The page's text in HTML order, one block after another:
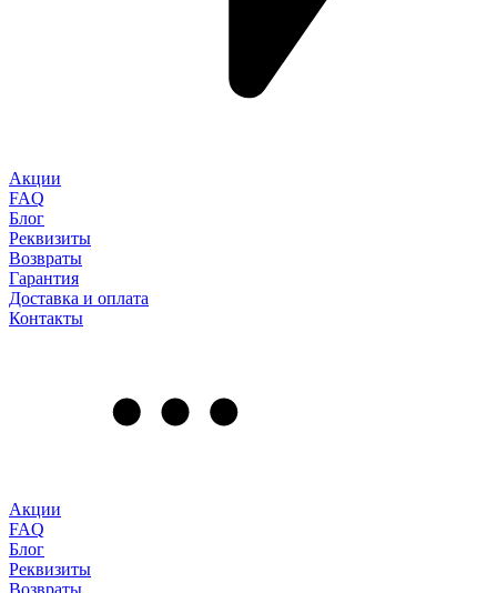
Акции
FAQ
Блог
Реквизиты
Возвраты
Гарантия
Доставка и оплата
Контакты
Акции
FAQ
Блог
Реквизиты
Возвраты